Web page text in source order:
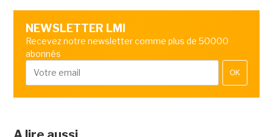
NEWSLETTER LMI
Recevez notre newsletter comme plus de 50000
abonnés
OK